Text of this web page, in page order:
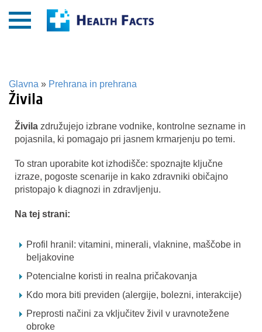
Glavna » Prehrana in prehrana
Živila
Živila združujejo izbrane vodnike, kontrolne sezname in
pojasnila, ki pomagajo pri jasnem krmarjenju po temi.
To stran uporabite kot izhodišče: spoznajte ključne
izraze, pogoste scenarije in kako zdravniki običajno
pristopajo k diagnozi in zdravljenju.
Na tej strani:
Profil hranil: vitamini, minerali, vlaknine, maščobe in
beljakovine
Potencialne koristi in realna pričakovanja
Kdo mora biti previden (alergije, bolezni, interakcije)
Preprosti načini za vključitev živil v uravnotežene
obroke